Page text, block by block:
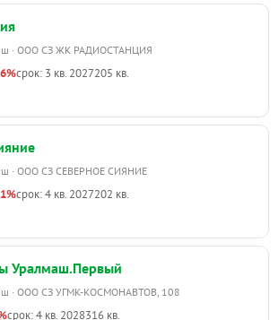
· ООО СЗ ЖК РАДИОСТАНЦИЯ
срок: 3 кв. 2027205 кв.
· ООО СЗ СЕВЕРНОЕ СИЯНИЕ
срок: 4 кв. 2027202 кв.
Уралмаш.Первый
· ООО СЗ УГМК-КОСМОНАВТОВ, 108
срок: 4 кв. 2028316 кв.